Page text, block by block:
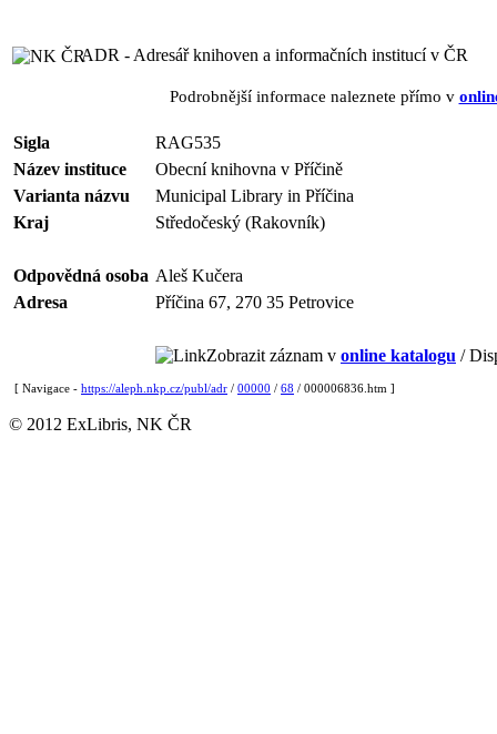
ADR - Adresář knihoven a informačních institucí v ČR
Podrobnější informace naleznete přímo v
Sigla
RAG535
Název instituce
Obecní knihovna v Příčině
Varianta názvu
Municipal Library in Příčina
Kraj
Středočeský (Rakovník)
Odpovědná osoba Aleš Kučera
Adresa
Příčina 67, 270 35 Petrovice
Zobrazit záznam v online katalogu /
[ Navigace - https://aleph.nkp.cz/publ/adr / 00000 / 68 / 000006836.htm ]
© 2012 ExLibris, NK ČR